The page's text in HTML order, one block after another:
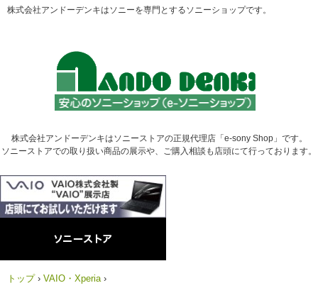
株式会社アンドーデンキはソニーを専門とするソニーショップです。
株式会社アンドーデンキはソニーストアの正規代理店「e-sony Shop」です。
ソニーストアでの取り扱い商品の展示や、ご購入相談も店頭にて行っております。
トップ › VAIO・Xperia ›